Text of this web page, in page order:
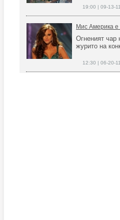
19:00 | 09-13-
Мис Америка е
Огненият чар
журито на
12:30 | 06-20-